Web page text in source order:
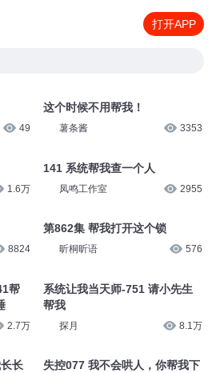
打开APP
49
1.6万
8824
帮
2.7万
长
这个时候不用帮我！
薯条酱 3353
141 系统帮我查一个人
凤鸣工作室 2955
第862集 帮我打开这个锁
昕桐昕语 576
系统让我当天师-751 请小先生
帮我
探月 8.1万
失控077 我不会哄人，你帮我下